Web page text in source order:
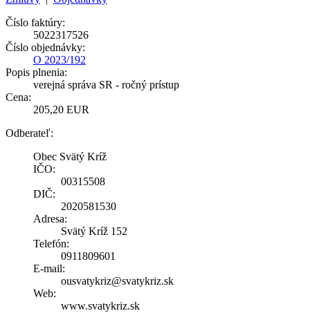
Číslo faktúry:
5022317526
Číslo objednávky:
O 2023/192
Popis plnenia:
verejná správa SR - ročný prístup
Cena:
205,20 EUR
Odberateľ:
Obec Svätý Kríž
IČO:
00315508
DIČ:
2020581530
Adresa:
Svätý Kríž 152
Telefón:
0911809601
E-mail:
ousvatykriz@svatykriz.sk
Web:
www.svatykriz.sk